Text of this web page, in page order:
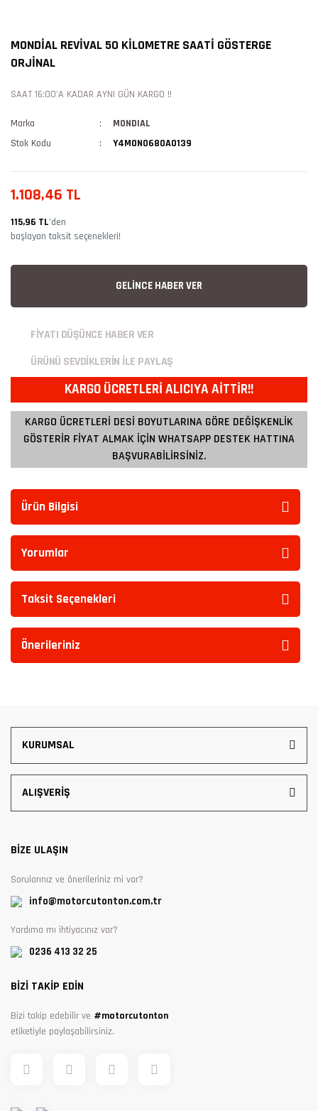
MONDİAL REVİVAL 50 KİLOMETRE SAATİ GÖSTERGE
ORJİNAL
SAAT 16:00'A KADAR AYNI GÜN KARGO !!
Marka
MONDIAL
Stok Kodu
Y4MON0680A0139
1.108,46 TL
115,96 TL’den
başlayan taksit seçenekleri!
GELİNCE HABER VER
FİYATI DÜŞÜNCE HABER VER
ÜRÜNÜ SEVDİKLERİN İLE PAYLAŞ
KARGO ÜCRETLERİ ALICIYA AİTTİR!!
KARGO ÜCRETLERİ DESİ BOYUTLARINA GÖRE DEĞİŞKENLİK
GÖSTERİR FİYAT ALMAK İÇİN WHATSAPP DESTEK HATTINA
BAŞVURABİLİRSİNİZ.
Ürün Bilgisi
Yorumlar
Taksit Seçenekleri
Önerileriniz
KURUMSAL
ALIŞVERİŞ
BİZE ULAŞIN
Sorularınız ve önerileriniz mi var?
info@motorcutonton.com.tr
Yardıma mı ihtiyacınız var?
0236 413 32 25
BİZİ TAKİP EDİN
Bizi takip edebilir ve #motorcutonton
etiketiyle paylaşabilirsiniz.